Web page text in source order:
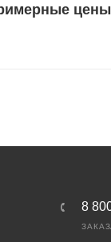
цены
8